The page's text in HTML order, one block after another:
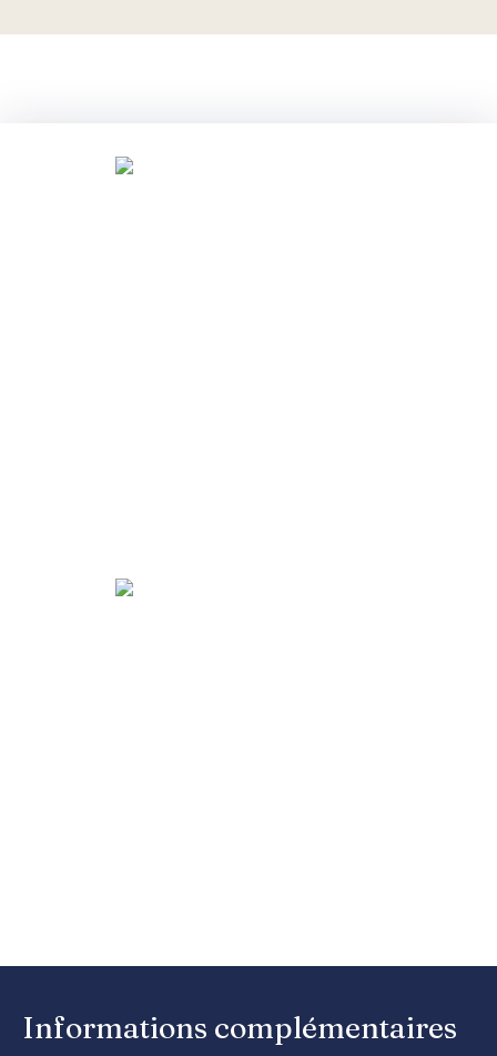
Informations complémentaires